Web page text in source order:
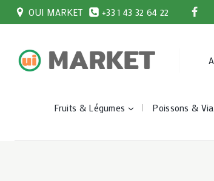
OUI MARKET +33 1 43 32 64 22
Fruits & Légumes Poissons &